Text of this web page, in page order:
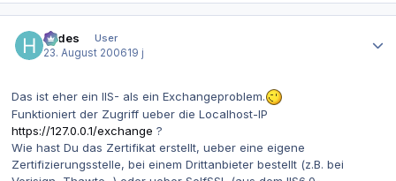
hades
User
23. August 200619 j
Das ist eher ein IIS- als ein Exchangeproblem.
Funktioniert der Zugriff ueber die Localhost-IP
https://127.0.0.1/exchange ?
Wie hast Du das Zertifikat erstellt, ueber eine eigene
Zertifizierungsstelle, bei einem Drittanbieter bestellt (z.B. bei